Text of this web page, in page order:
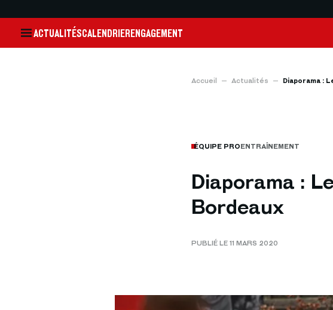
ACTUALITÉSCALENDRIERENGAGEMENT
Accueil Actualités Diaporama :
ÉQUIPE PROENTRAÎNEMENT
Diaporama :
Bordeaux
PUBLIÉ LE 11 MARS 2020